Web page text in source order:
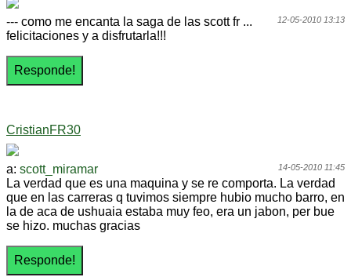
12-05-2010 13:13
--- como me encanta la saga de las scott fr ...
felicitaciones y a disfrutarla!!!
CristianFR30
14-05-2010 11:45
a: scott_miramar
La verdad que es una maquina y se re comporta. La verdad
que en las carreras q tuvimos siempre hubio mucho barro, en
la de aca de ushuaia estaba muy feo, era un jabon, per bue
se hizo. muchas gracias